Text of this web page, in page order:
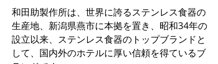
和田助製作所は、世界に誇るステンレス食器の
生産地、新潟県燕市に本拠を置き、昭和34年の
設立以来、ステンレス食器のトップブランドと
して、国内外のホテルに厚い信頼を得ているブ